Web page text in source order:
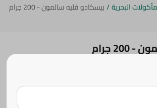
البحرية/بيسكادو فليه سالمون - 200 جرام
جرام